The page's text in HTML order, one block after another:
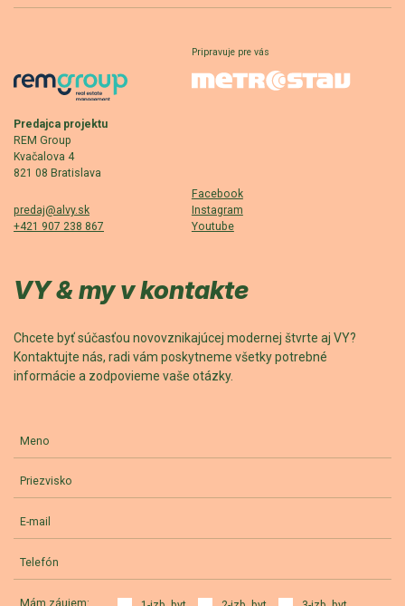
Predajca projektu
REM Group
Kvačalova 4
821 08 Bratislava
Pripravuje pre vás
predaj@alvy.sk
+421 907 238 867
Facebook
Instagram
Youtube
VY & my v kontakte
Chcete byť súčasťou novovznikajúcej modernej štvrte aj VY?
Kontaktujte nás, radi vám poskytneme všetky potrebné
informácie a zodpovieme vaše otázky.
Meno
Priezvisko
E-mail
Telefón